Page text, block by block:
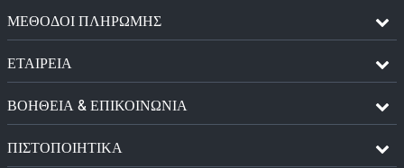
ΜΈΘΟΔΟΙ ΠΛΗΡΩΜΉΣ
ΕΤΑΙΡΕΙΑ
ΒΟΗΘΕΙΑ & ΕΠΙΚΟΙΝΩΝΙΑ
ΠΙΣΤΟΠΟΙΗΤΙΚΆ